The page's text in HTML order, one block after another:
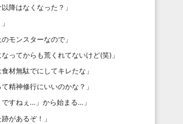
以降はなくなった？ 」
」
のモンスターなので 」
なってからも荒くれてないけど(笑) 」
食材無駄でにしてキレたな 」
精神修行にいいのかな？ 」
ですねぇ…」から始まる… 」
があるぞ！ 」